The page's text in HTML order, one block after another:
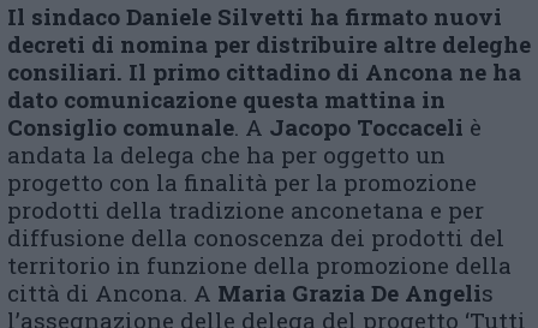
Il sindaco Daniele Silvetti ha firmato nuovi
decreti di nomina per distribuire altre deleghe
consiliari. Il primo cittadino di Ancona ne ha
dato comunicazione questa mattina in
Consiglio comunale. A Jacopo Toccaceli è
andata la delega che ha per oggetto un
progetto con la finalità per la promozione
prodotti della tradizione anconetana e per
diffusione della conoscenza dei prodotti del
territorio in funzione della promozione della
città di Ancona. A Maria Grazia De Angelis
l’assegnazione delle delega del progetto ‘Tutti